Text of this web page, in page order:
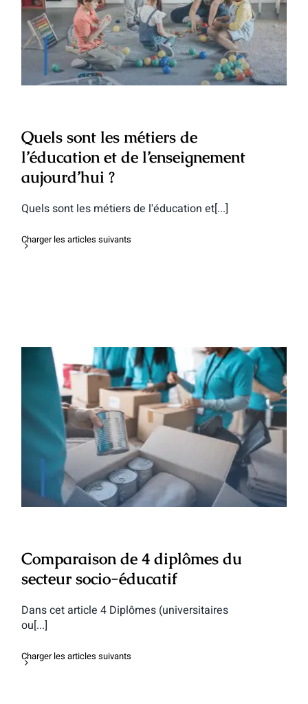
Quels sont les métiers de l’éducation et
de l’enseignement aujourd’hui ?
Quels sont les métiers de
l’éducation et de l’enseignement
aujourd’hui ?
Quels sont les métiers de l'éducation et[...]
Charger les articles suivants
Comparaison de 4 diplômes du secteur
socio-éducatif
Comparaison de 4 diplômes du
secteur socio-éducatif
Dans cet article 4 Diplômes (universitaires
ou[...]
Charger les articles suivants